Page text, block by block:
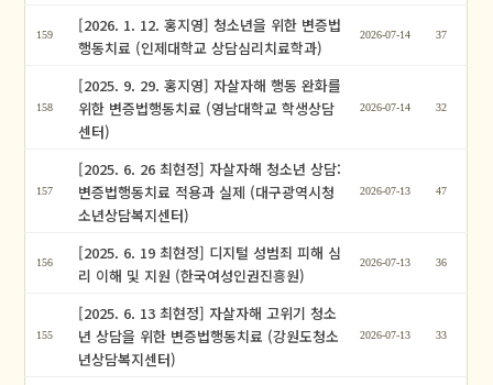
159
[2026. 1. 12. 홍지영] 청소년을 위한 변증법
행동치료 (인제대학교 상담심리치료학과)
2026-07-14 37
158
[2025. 9. 29. 홍지영] 자살자해 행동 완화를
위한 변증법행동치료 (영남대학교 학생상담
센터)
2026-07-14 32
157
[2025. 6. 26 최현정] 자살자해 청소년 상담:
변증법행동치료 적용과 실제 (대구광역시청
소년상담복지센터)
2026-07-13 47
156
[2025. 6. 19 최현정] 디지털 성범죄 피해 심
리 이해 및 지원 (한국여성인권진흥원)
2026-07-13 36
155
[2025. 6. 13 최현정] 자살자해 고위기 청소
년 상담을 위한 변증법행동치료 (강원도청소
년상담복지센터)
2026-07-13 33